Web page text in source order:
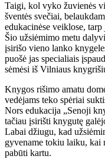
Taigi, kol vyko žuvienės
šventės svečiai,
edukacinėse veiklose,
Šio užsiėmimo metu
įsirišo vieno lanko
puošė jas specialiais
sėmėsi iš Vilniaus
Knygos rišimo amatu
vedėjams teko spėriai
Nors edukacija „Senoji
tačiau įsirišti knygutę
Labai džiugu, kad
gyvename tokiu laiku, kai
pabūti kartu.